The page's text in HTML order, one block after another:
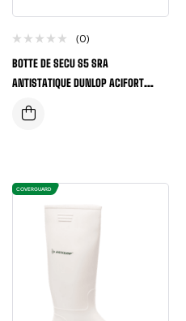
(0)
BOTTE DE SECU S5 SRA
ANTISTATIQUE DUNLOP ACIFORT
HEAVY DUTY FULL NOIR/ROUGE
COVERGUARD